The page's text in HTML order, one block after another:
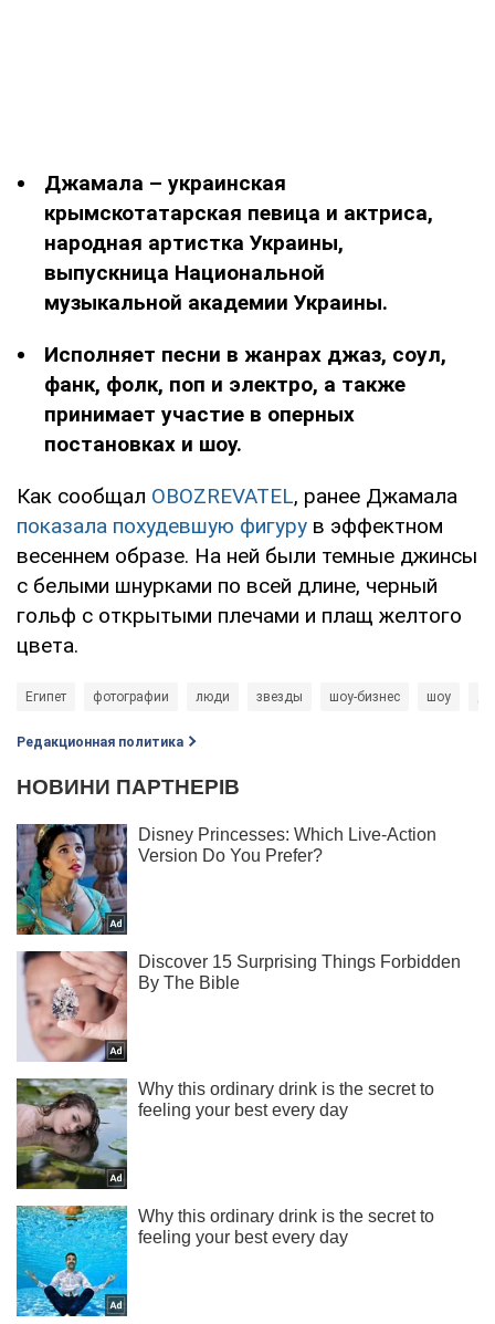
Джамала – украинская
крымскотатарская певица и актриса,
народная артистка Украины,
выпускница Национальной
музыкальной академии Украины.
Исполняет песни в жанрах джаз, соул,
фанк, фолк, поп и электро, а также
принимает участие в оперных
постановках и шоу.
Как сообщал OBOZREVATEL, ранее Джамала
показала похудевшую фигуру в эффектном
весеннем образе. На ней были темные джинсы
с белыми шнурками по всей длине, черный
гольф с открытыми плечами и плащ желтого
цвета.
Египет фотографии люди звезды шоу-бизнес шоу
Редакционная политика